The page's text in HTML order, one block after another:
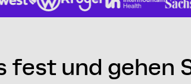
fest und gehen